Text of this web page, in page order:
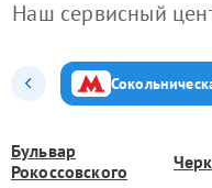
Наш сервисный
Бульвар
Рокоссовского